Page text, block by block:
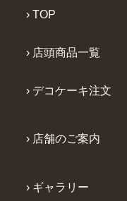
› TOP
› 店頭商品一覧
› デコケーキ注文
› 店舗のご案内
› ギャラリー